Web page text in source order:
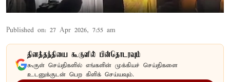
Published on: 27 Apr 2026, 7:55 am
தினத்தந்தியை கூகுளில் பின்தொடரவும்
கூகுள் செய்திகளில் எங்களின் முக்கியச் செய்திகளை
உடனுக்குடன் பெற கிளிக் செய்யவும்.